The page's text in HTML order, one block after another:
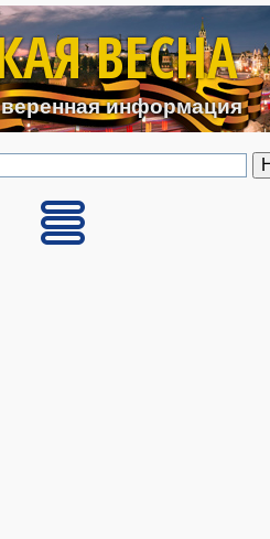
Перейти к основному
ВЕСНА
информация